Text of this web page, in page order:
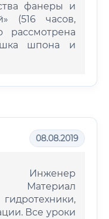
фанеры и
(516 часов,
рассмотрена
шпона и
08.08.2019
Материал
Все уроки